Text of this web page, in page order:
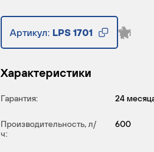
Артикул: LPS 1701
Характеристики
Гарантия: 24
Производительность, л/
ч:
600